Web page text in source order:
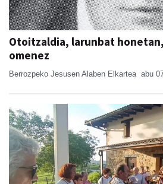
Otoitzaldia, larunbat
omenez
Berrozpeko Jesusen Alaben Elkartea abu